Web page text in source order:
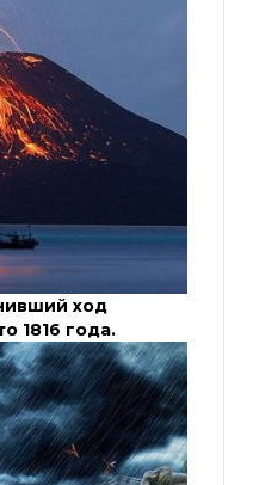
ход
1816 года.